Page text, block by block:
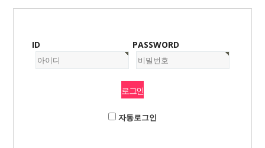
ID PASSWORD
자동로그인